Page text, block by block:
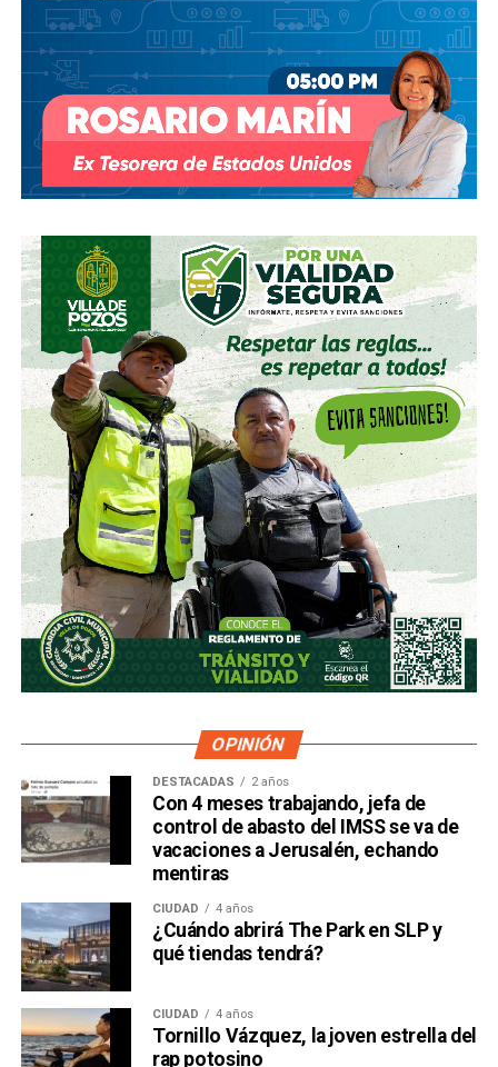
OPINIÓN
DESTACADAS 2 años
Con 4 meses trabajando, jefa de
control de abasto del IMSS se va de
vacaciones a Jerusalén, echando
mentiras
CIUDAD 4 años
¿Cuándo abrirá The Park en SLP y
qué tiendas tendrá?
CIUDAD 4 años
Tornillo Vázquez, la joven estrella del
rap potosino